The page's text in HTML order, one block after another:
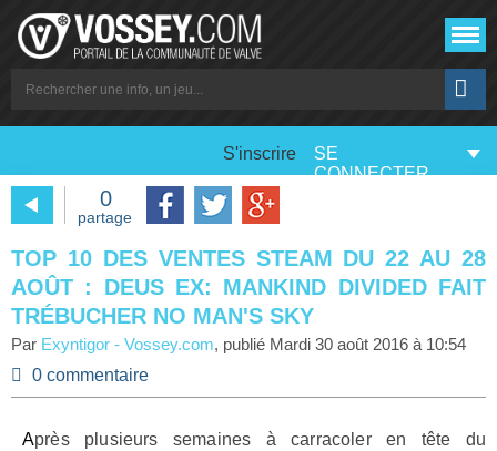
S'inscrire
SE
CONNECTER
0
partage
TOP 10 DES VENTES STEAM DU 22 AU 28
AOÛT : DEUS EX: MANKIND DIVIDED FAIT
TRÉBUCHER NO MAN'S SKY
Par Exyntigor - Vossey.com, publié Mardi 30 août 2016 à 10:54
0 commentaire
Après plusieurs semaines à carracoler en tête du